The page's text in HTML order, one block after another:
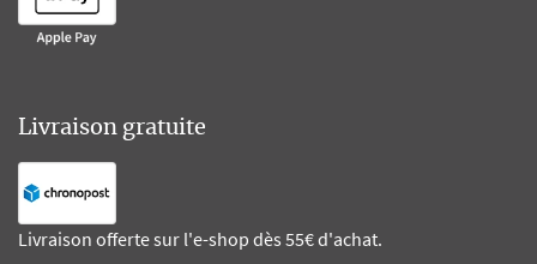
Livraison gratuite
Livraison offerte sur l'e-shop dès 55€ d'achat.